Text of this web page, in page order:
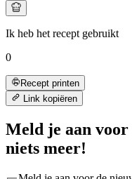
Ik heb het recept gebruikt
0
Recept printen
Link kopiëren
Meld je aan
niets meer!